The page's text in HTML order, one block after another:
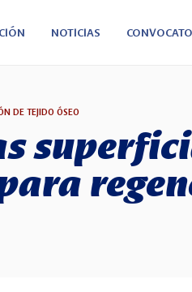
NOTICIAS
DE TEJIDO ÓSEO